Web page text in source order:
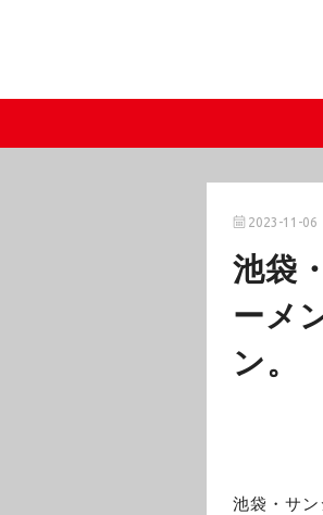
2023-11-06
池袋
ーメ
ン。
池袋・サ